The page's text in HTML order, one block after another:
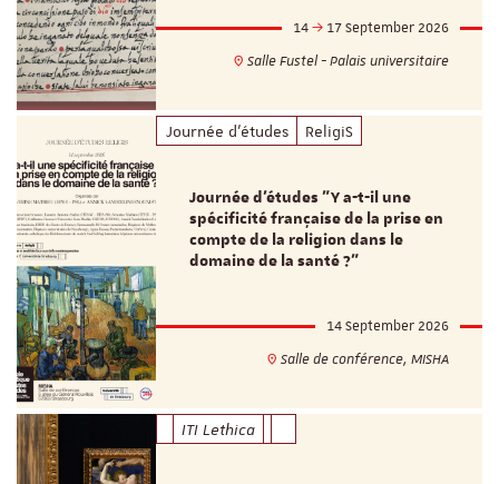
14
17 September 2026
Salle Fustel - Palais universitaire
Journée d'études ReligiS
Journée d’études "Y a-t-il une
spécificité française de la prise en
compte de la religion dans le
domaine de la santé ?"
14 September 2026
Salle de conférence, MISHA
ITI Lethica